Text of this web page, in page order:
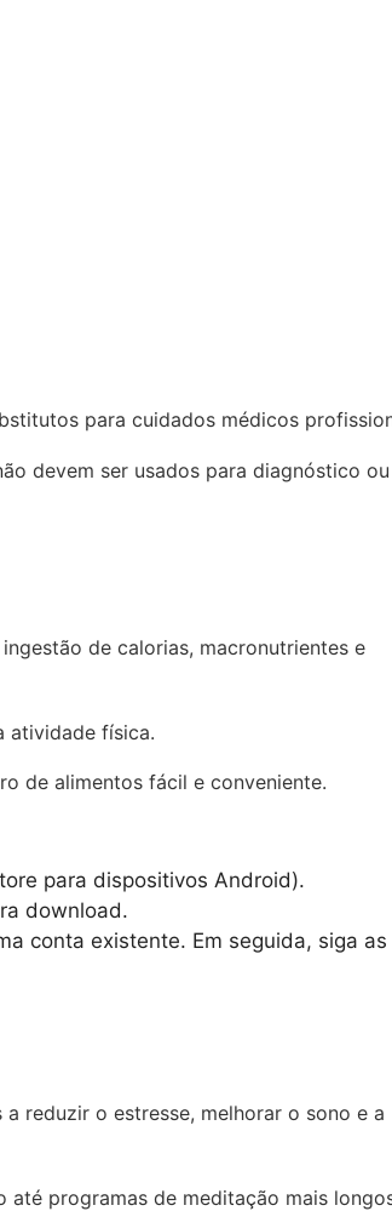
para cuidados médicos
devem ser usados para diagnóstico
de calorias, macronutrientes e
atividade física.
de alimentos fácil e conveniente.
para dispositivos Android).
download.
conta existente. Em seguida, siga
reduzir o estresse, melhorar o sono e a
programas de meditação mais